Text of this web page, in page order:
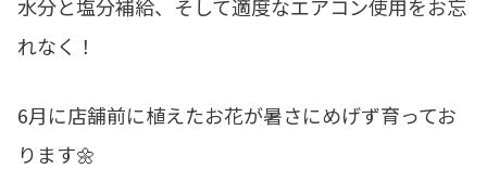
水分と塩分補給、そして適度なエアコン使用をお忘
れなく！
6月に店舗前に植えたお花が暑さにめげず育ってお
ります🌼